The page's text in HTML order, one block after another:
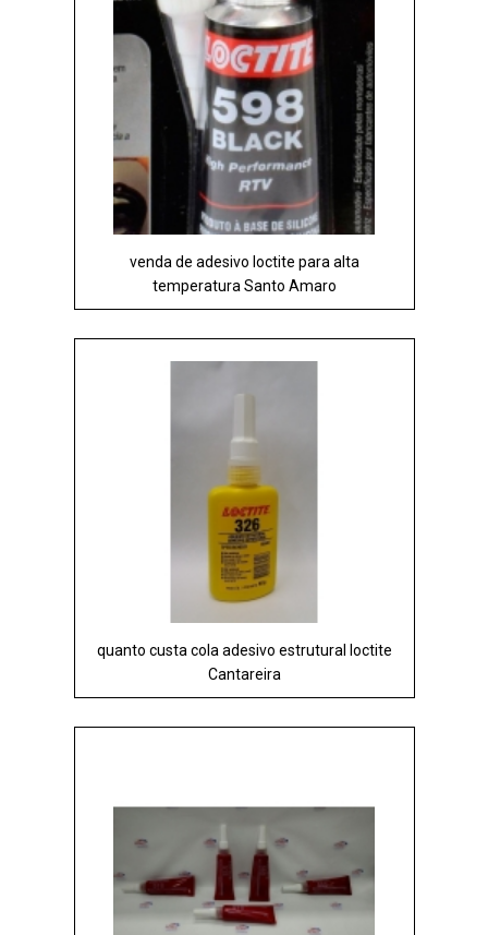
venda de adesivo loctite para alta
temperatura Santo Amaro
quanto custa cola adesivo estrutural loctite
Cantareira